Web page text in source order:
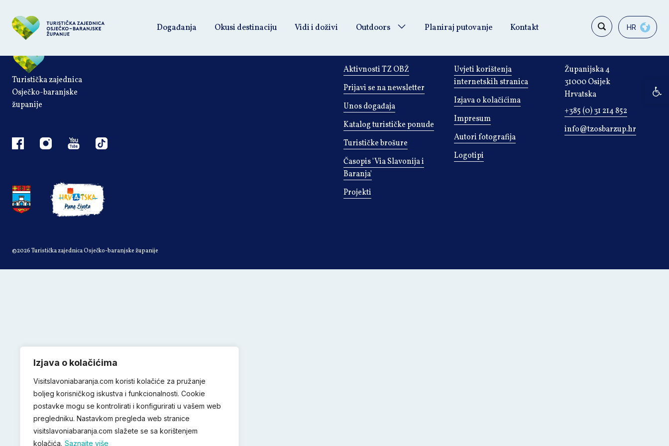
Izjava o kolačićima
Visitslavoniabaranja.com koristi kolačiće za pružanje
boljeg korisničkog iskustva i funkcionalnosti. Cookie
postavke mogu se kontrolirati i konfigurirati u vašem web
pregledniku. Nastavkom pregleda web stranice
visitslavoniabaranja.com slažete se sa korištenjem
kolačića. Saznajte više
Događanja Okusi destinaciju Vidi i doživi Outdoors Planiraj putovanje Kontakt HR
Turistička zajednica
Osječko-baranjske
županije
©2026 Turistička zajednica Osječko-baranjske županije
Aktivnosti TZ OBŽ
Prijavi se na newsletter
Unos događaja
Katalog turističke ponude
Turističke brošure
Časopis 'Via Slavonija i
Baranja'
Projekti
Uvjeti korištenja
internetskih stranica
Izjava o kolačićima
Impresum
Autori fotografija
Logotipi
Županijska 4
31000 Osijek
Hrvatska
+385 (0) 31 214 852
info@tzosbarzup.hr